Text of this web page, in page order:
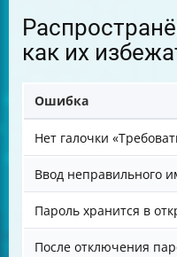
как их
Ошибка
Нет галочки
Ввод неправильного
Пароль хранится в
После отключения